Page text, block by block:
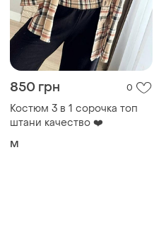
850 грн 0
Костюм 3 в 1 сорочка топ
штани качество ❤️
M